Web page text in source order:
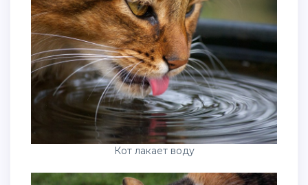
Кот лакает воду